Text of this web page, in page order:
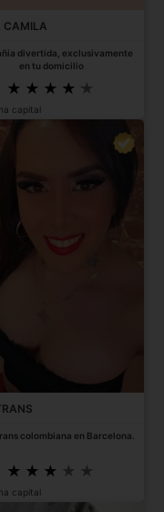
CAMILA
divertida, exclusivamente
en tu domicilio
capital
colombiana en Barcelona.
capital